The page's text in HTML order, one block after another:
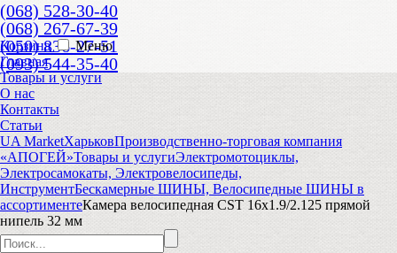
(068) 528-30-40
(068) 267-67-39
(050) 836-27-51
(093) 544-35-40
Корзина
Меню
Главная
Товары и услуги
О нас
Контакты
Статьи
UA MarketХарьковПроизводственно-торговая компания
«АПОГЕЙ»Товары и услугиЭлектромотоциклы,
Электросамокаты, Электровелосипеды,
ИнструментБескамерные ШИНЫ, Велосипедные ШИНЫ в
ассортиментеКамера велосипедная CST 16x1.9/2.125 прямой
нипель 32 мм